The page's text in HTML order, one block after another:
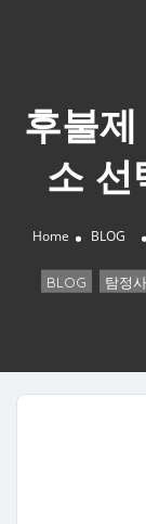
후불
소 선
Home BLOG
BLOG 탐정